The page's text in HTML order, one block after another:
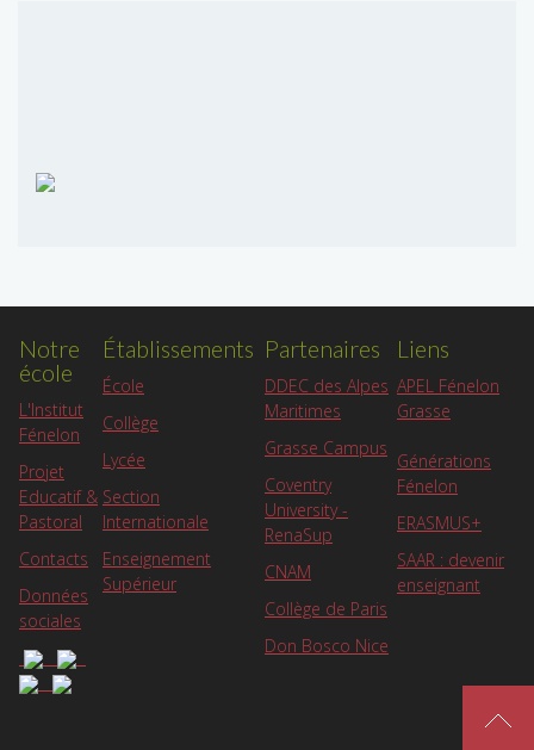
Notre
école
L'Institut
Fénelon
Projet
Educatif &
Pastoral
Contacts
Données
sociales
Établissements
École
Collège
Lycée
Section
Internationale
Enseignement
Supérieur
Partenaires
DDEC des Alpes
Maritimes
Grasse Campus
Coventry
University -
RenaSup
CNAM
Collège de Paris
Don Bosco Nice
Liens
APEL Fénelon
Grasse
Générations
Fénelon
ERASMUS+
SAAR : devenir
enseignant